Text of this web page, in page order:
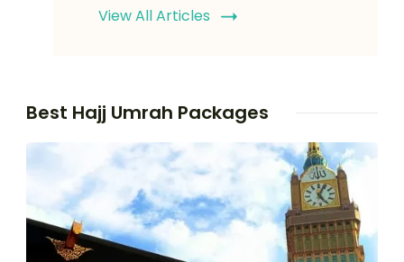
View All Articles
Best Hajj Umrah Packages